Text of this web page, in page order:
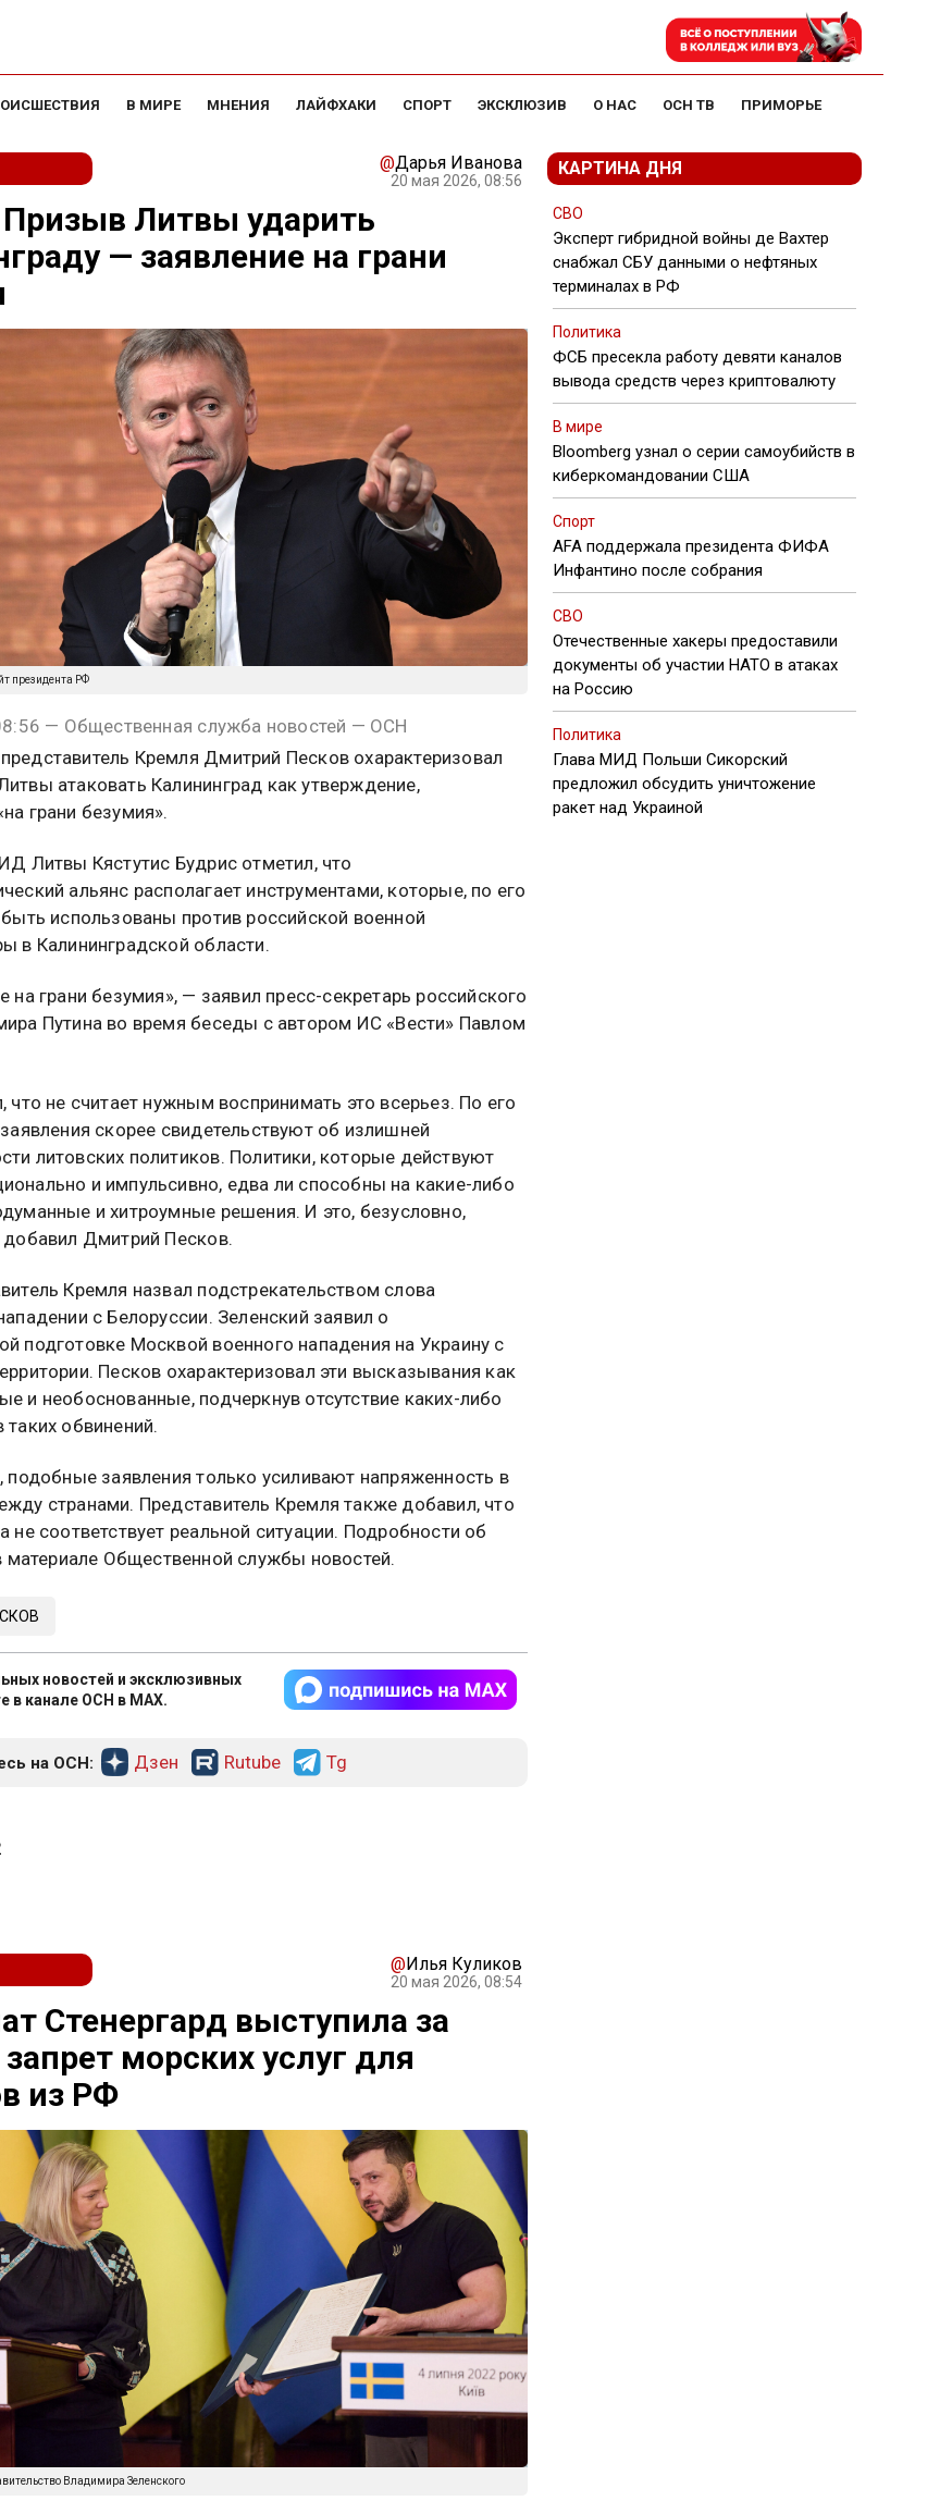
В МИРЕ МНЕНИЯ ЛАЙФХАКИ СПОРТ ЭКСКЛЮЗИВ О НАС ОСН ТВ ПРИМОРЬЕ
@Дарья Иванова
20 мая 2026, 08:56
Призыв Литвы ударить
— заявление на грани
президента РФ
— Общественная служба новостей — ОСН
Кремля Дмитрий Песков охарактеризовал
атаковать Калининград как утверждение,
грани безумия».
Литвы Кястутис Будрис отметил, что
альянс располагает инструментами, которые, по его
использованы против российской военной
в Калининградской области.
на грани безумия», — заявил пресс-секретарь российского
Путина во время беседы с автором ИС «Вести» Павлом
что не считает нужным воспринимать это всерьез. По его
скорее свидетельствуют об излишней
литовских политиков. Политики, которые действуют
и импульсивно, едва ли способны на какие-либо
и хитроумные решения. И это, безусловно,
Дмитрий Песков.
Кремля назвал подстрекательством слова
с Белоруссии. Зеленский заявил о
подготовке Москвой военного нападения на Украину с
Песков охарактеризовал эти высказывания как
и необоснованные, подчеркнув отсутствие каких-либо
таких обвинений.
подобные заявления только усиливают напряженность в
странами. Представитель Кремля также добавил, что
не соответствует реальной ситуации. Подробности об
материале Общественной службы новостей.
новостей и эксклюзивных
в канале ОСН в MAX.
на ОСН: Дзен Rutube Tg
@Илья Куликов
20 мая 2026, 08:54
Стенергард выступила за
морских услуг для
из РФ
Владимира Зеленского
КАРТИНА ДНЯ
СВО
Эксперт гибридной войны де Вахтер
снабжал СБУ данными о нефтяных
терминалах в РФ
Политика
ФСБ пресекла работу девяти каналов
вывода средств через криптовалюту
В мире
Bloomberg узнал о серии самоубийств в
киберкомандовании США
Спорт
AFA поддержала президента ФИФА
Инфантино после собрания
СВО
Отечественные хакеры предоставили
документы об участии НАТО в атаках
на Россию
Политика
Глава МИД Польши Сикорский
предложил обсудить уничтожение
ракет над Украиной